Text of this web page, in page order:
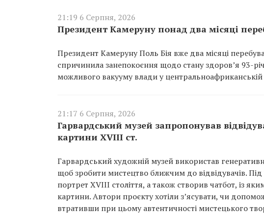
21:19 6 Серпня, 2026
Президент Камеруну понад два місяці
Президент Камеруну Поль Бія вже два місяці
спричинила занепокоєння щодо стану здоров’я 93-
можливого вакууму влади у центральноафриканській
21:17 6 Серпня, 2026
Гарвардський музей запропонував
картини XVIII ст.
Гарвардський художній музей використав
щоб зробити мистецтво ближчим до відвідувачів.
портрет XVIII століття, а також створив чатбот, із
картини. Автори проєкту хотіли з’ясувати, чи
втративши при цьому автентичності мистецького